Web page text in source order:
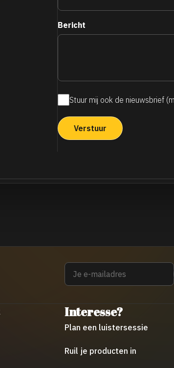
Bericht
Maandelijkse
nieuwsbrief
Stuur mij ook de nieuwsbrief
Email
Interesse?
Plan een luistersessie
Ruil je producten in